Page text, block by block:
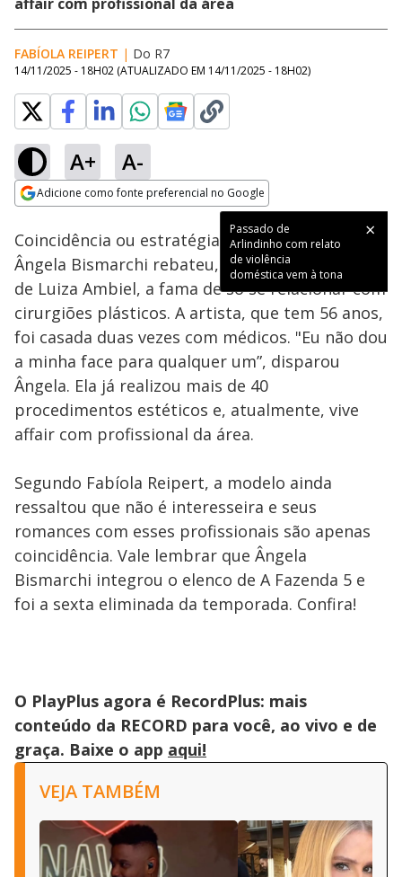
FABÍOLA REIPERT | Do R7
14/11/2025 - 18H02 (ATUALIZADO EM 14/11/2025 - 18H02)
A+ A-
Adicione como fonte preferencial no Google
Passado de
Arlindinho com relato
de violência
doméstica vem à tona
Ativar
Loaded:
47.01%
Coincidência ou estratégia? A ex-modelo e atriz
Ângela Bismarchi rebateu, durante o podcast
de Luiza Ambiel, a fama de só se relacionar com
cirurgiões plásticos. A artista, que tem 56 anos,
foi casada duas vezes com médicos. "Eu não dou
a minha face para qualquer um”, disparou
Ângela. Ela já realizou mais de 40
procedimentos estéticos e, atualmente, vive
affair com profissional da área.
Segundo Fabíola Reipert, a modelo ainda
ressaltou que não é interesseira e seus
romances com esses profissionais são apenas
coincidência. Vale lembrar que Ângela
Bismarchi integrou o elenco de A Fazenda 5 e
foi a sexta eliminada da temporada. Confira!
O PlayPlus agora é RecordPlus: mais
conteúdo da RECORD para você, ao vivo e de
graça. Baixe o app aqui!
VEJA TAMBÉM